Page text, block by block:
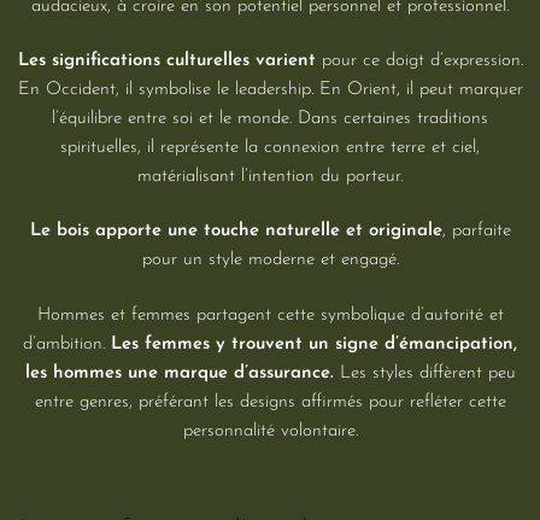
audacieux, à croire en son potentiel personnel et professionnel.
Les significations culturelles varient pour ce doigt d’expression.
En Occident, il symbolise le leadership. En Orient, il peut marquer
l’équilibre entre soi et le monde. Dans certaines traditions
spirituelles, il représente la connexion entre terre et ciel,
matérialisant l’intention du porteur.
Le bois apporte une touche naturelle et originale, parfaite
pour un style moderne et engagé.
Hommes et femmes partagent cette symbolique d’autorité et
d’ambition. Les femmes y trouvent un signe d’émancipation,
les hommes une marque d’assurance. Les styles diffèrent peu
entre genres, préférant les designs affirmés pour refléter cette
personnalité volontaire.